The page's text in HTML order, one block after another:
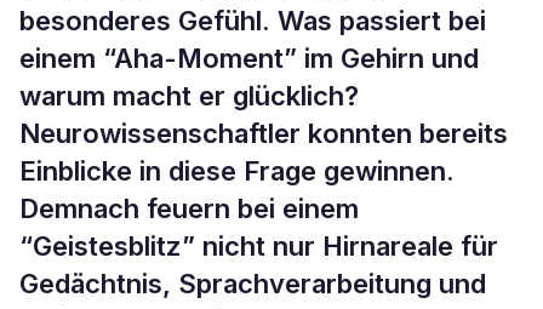
besonderes Gefühl. Was passiert bei
einem “Aha-Moment” im Gehirn und
warum macht er glücklich?
Neurowissenschaftler konnten bereits
Einblicke in diese Frage gewinnen.
Demnach feuern bei einem
“Geistesblitz” nicht nur Hirnareale für
Gedächtnis, Sprachverarbeitung und